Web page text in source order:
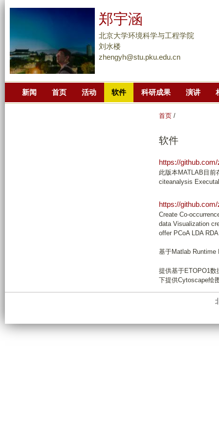
主
郑宇涵
北京大学环境科学与工程学院
刘水楼
zhengyh@stu.pku.edu.cn
新闻 首页 活动 软件 科研成果 演讲
首页 /
软件
https://
此版本MATLAB目前
citeanalysis
https://
Create Co-
data Visualization
offer PCoA LDA
基于Matlab Runtime
提供基于ETOPO1数
下提供Cytoscape绘